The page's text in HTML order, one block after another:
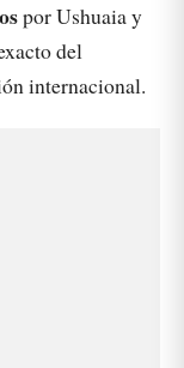
por Ushuaia y
del
internacional.